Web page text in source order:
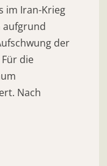
im Iran-Krieg
aufgrund
der
die
Nach